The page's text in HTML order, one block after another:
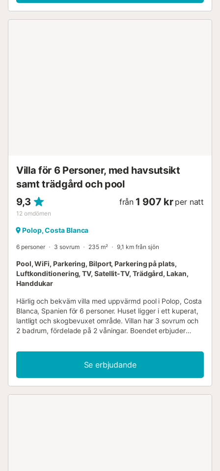
på kvällen. Njut av solen i bekväma loungemöbler på
Villa för 6 Personer, med havsutsikt
samt trädgård och pool
9,3
12 omdömen
från 1 907 kr per natt
Polop, Costa Blanca
6 personer 3 sovrum 235 m² 9,1 km från sjön
Pool, WiFi, Parkering, Bilport, Parkering på plats,
Luftkonditionering, TV, Satellit-TV, Trädgård, Lakan,
Handdukar
Härlig och bekväm villa med uppvärmd pool i Polop, Costa
Blanca, Spanien för 6 personer. Huset ligger i ett kuperat,
lantligt och skogbevuxet område. Villan har 3 sovrum och
2 badrum, fördelade på 2 våningar. Boendet erbjuder
pool, fantastisk utsikt över dalen och bergen, samt vacker
utsikt över bukten, havet och landsbygden. Dess komfort
och närheten till sportaktiviteter gör detta till en fin villa att
tillbringa semestern i Spanien med familj eller vänner.
Se erbjudande